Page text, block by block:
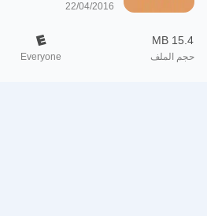
22/04/2016
15.4 MB
حجم الملف Everyone